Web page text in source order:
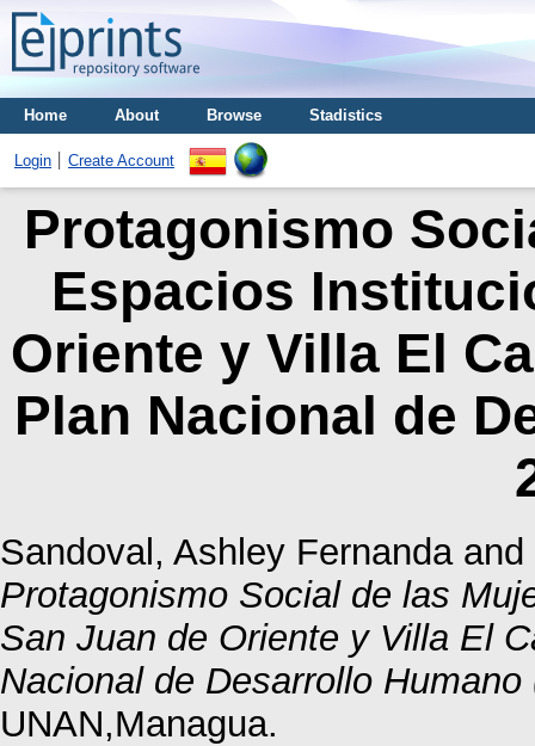
Home About Browse Stadistics
Login Create Account
Protagonismo
Espacios
Oriente y Villa El
Plan Nacional de
Sandoval, Ashley Fernandaand
Protagonismo Social de las
San Juan de Oriente y Villa El
Nacional de Desarrollo Humano
UNAN,Managua.